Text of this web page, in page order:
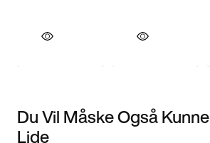
Du Vil Måske Også Kunne
Lide